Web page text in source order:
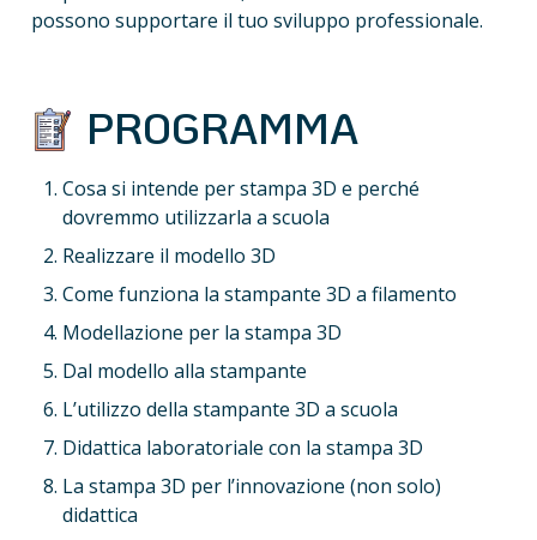
possono supportare il tuo sviluppo professionale.
PROGRAMMA
Cosa si intende per stampa 3D e perché
dovremmo utilizzarla a scuola
Realizzare il modello 3D
Come funziona la stampante 3D a filamento
Modellazione per la stampa 3D
Dal modello alla stampante
L’utilizzo della stampante 3D a scuola
Didattica laboratoriale con la stampa 3D
La stampa 3D per l’innovazione (non solo)
didattica